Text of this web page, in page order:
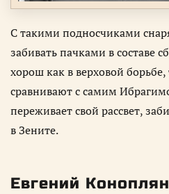
С такими подносчиками
забивать пачками в составе
хорош как в верховой
сравнивают с самим
переживает свой рассвет,
в Зените.
Евгений